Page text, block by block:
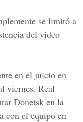
se limitó a
del video
en el juicio en
viernes. Real
Donetsk en la
con el equipo en